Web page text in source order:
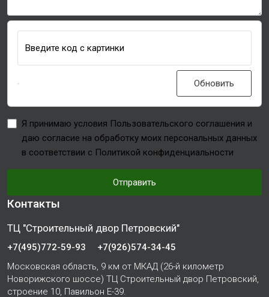
Введите код с картинки
Обновить
Я принимаю условия Пользовательского соглашения и
даю согласие на обработку моих персональных данных
в соответствии с Политикой конфиденциальности
Отправить
Контакты
ТЦ "Строительный двор Петровский"
+7(495)772-59-93
+7(926)574-34-45
Московская область, 9 км от МКАД (26-й километр
Новорижского шоссе) ТЦ Строительный двор Петровский,
строение 10, Павильон Е-39.